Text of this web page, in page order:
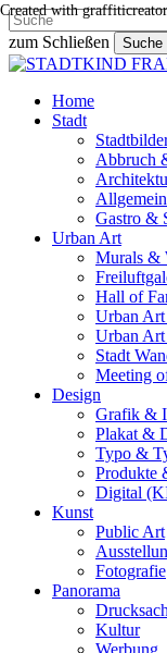
Skip
to
main
content
zum Schließen
Suche
Close
search
Menu
Home
Stadt
Abbruch
Gastro &
Urban Art
Murals &
Hall of
Urban
Urban
Stadt
Meeting
Design
Grafik &
Plakat &
Typo &
Produkte
Digital
Kunst
Public Art
Fotografie
Panorama
Kultur
Werbung
Created with